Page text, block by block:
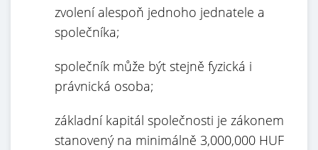
zvolení alespoň jednoho jednatele a
společníka;
společník může být stejně fyzická i
právnická osoba;
základní kapitál společnosti je zákonem
stanovený na minimálně 3,000,000 HUF